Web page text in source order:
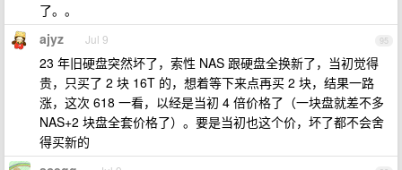
了。。
95
ajyz Jul 9
23 年旧硬盘突然坏了，索性 NAS 跟硬盘全换新了，当初觉得
贵，只买了 2 块 16T 的，想着等下来点再买 2 块，结果一路
涨，这次 618 一看，以经是当初 4 倍价格了（一块盘就差不多
NAS+2 块盘全套价格了）。要是当初也这个价，坏了都不会舍
得买新的